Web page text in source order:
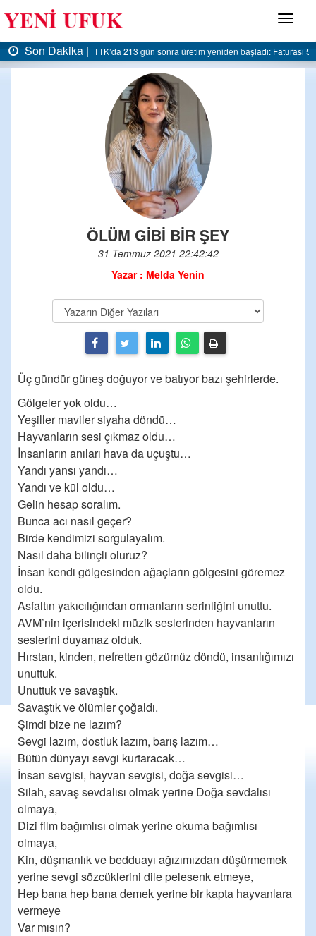
Menü
|TTK’da 213 gün sonra üretim yeniden başladı: Faturası 5 milyar liraya
Son
ÖLÜM GİBİ BİR ŞEY
31 Temmuz 2021 22:42:42
Yazar : Melda Yenin
Üç gündür güneş doğuyor ve batıyor bazı şehirlerde.
Gölgeler yok oldu…
Yeşiller maviler siyaha döndü…
Hayvanların sesi çıkmaz oldu…
İnsanların anıları hava da uçuştu…
Yandı yansı yandı…
Yandı ve kül oldu…
Gelin hesap soralım.
Bunca acı nasıl geçer?
Birde kendimizi sorgulayalım.
Nasıl daha bilinçli oluruz?
İnsan kendi gölgesinden ağaçların gölgesini göremez
oldu.
Asfaltın yakıcılığından ormanların serinliğini unuttu.
AVM’nin içerisindeki müzik seslerinden hayvanların
seslerini duyamaz olduk.
Hırstan, kinden, nefretten gözümüz döndü, insanlığımızı
unuttuk.
Unuttuk ve savaştık.
Savaştık ve ölümler çoğaldı.
Şimdi bize ne lazım?
Sevgi lazım, dostluk lazım, barış lazım…
Bütün dünyayı sevgi kurtaracak…
İnsan sevgisi, hayvan sevgisi, doğa sevgisi…
Silah, savaş sevdalısı olmak yerine Doğa sevdalısı
olmaya,
Dizi film bağımlısı olmak yerine okuma bağımlısı
olmaya,
Kin, düşmanlık ve bedduayı ağızımızdan düşürmemek
yerine sevgi sözcüklerini dile pelesenk etmeye,
Hep bana hep bana demek yerine bir kapta hayvanlara
vermeye
Var mısın?